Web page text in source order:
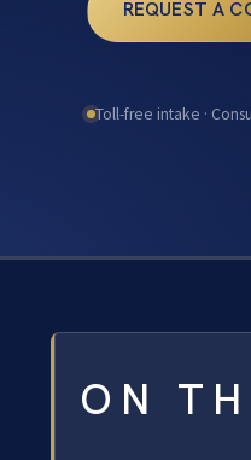
REQUEST A
Toll-free intake ·
ON